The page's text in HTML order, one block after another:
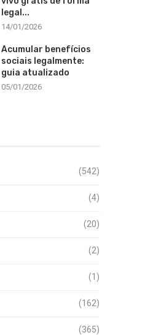
legal...
14/01/2026
Acumular benefícios
sociais legalmente:
guia atualizado
05/01/2026
(542)
(4)
(20)
(2)
(1)
(162)
(365)